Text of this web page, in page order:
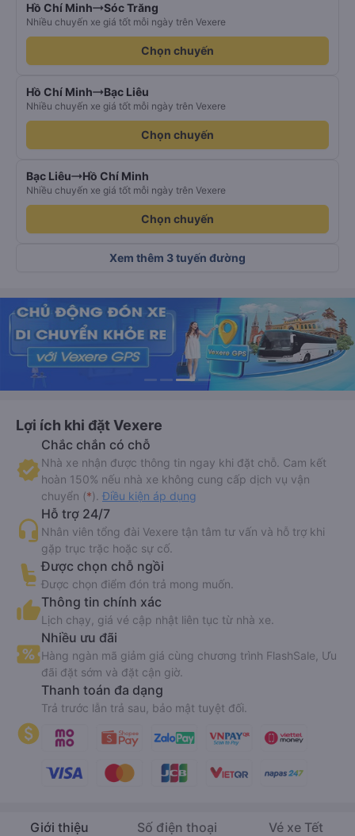
Hồ Chí Minh Sóc Trăng
Nhiều chuyến xe giá tốt mỗi ngày trên Vexere
Chọn chuyến
Hồ Chí Minh Bạc Liêu
Nhiều chuyến xe giá tốt mỗi ngày trên Vexere
Chọn chuyến
Bạc Liêu Hồ Chí Minh
Nhiều chuyến xe giá tốt mỗi ngày trên Vexere
Chọn chuyến
Xem thêm 3 tuyến đường
Lợi ích khi đặt Vexere
Chắc chắn có chỗ
Nhà xe nhận được thông tin ngay khi đặt chỗ. Cam kết
hoàn 150% nếu nhà xe không cung cấp dịch vụ vận
chuyển (*). Điều kiện áp dụng
Hỗ trợ 24/7
Nhân viên tổng đài Vexere tận tâm tư vấn và hỗ trợ khi
gặp trục trặc hoặc sự cố.
Được chọn chỗ ngồi
Được chọn điểm đón trả mong muốn.
Thông tin chính xác
Lịch chạy, giá vé cập nhật liên tục từ nhà xe.
Nhiều ưu đãi
Hàng ngàn mã giảm giá cùng chương trình FlashSale, Ưu
đãi đặt sớm và đặt cận giờ.
Thanh toán đa dạng
Trả trước lẫn trả sau, bảo mật tuyệt đối.
Giới thiệu Số điện thoại Vé xe Tết